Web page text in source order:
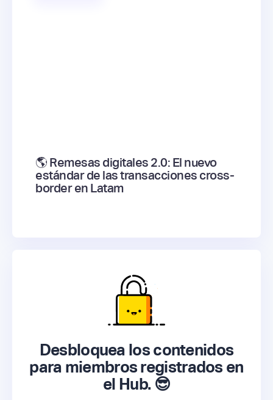
🌎 Remesas digitales 2.0: El nuevo
estándar de las transacciones cross-
border en Latam
Desbloquea los contenidos
para miembros registrados en
el Hub. 😎